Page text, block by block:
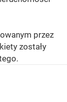
przez
zostały